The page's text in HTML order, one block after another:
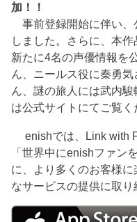
加！！
事前登録開始に伴い、
しました。さらに、本作
新たに4名の声優情報を
ん、ニールス役に秦勇
ん、謎の旅人には武内
は公式サイトにてご覧く
enishでは、Link with
「世界中にenishファン
に、より多くのお客様
なサービスの提供に取り